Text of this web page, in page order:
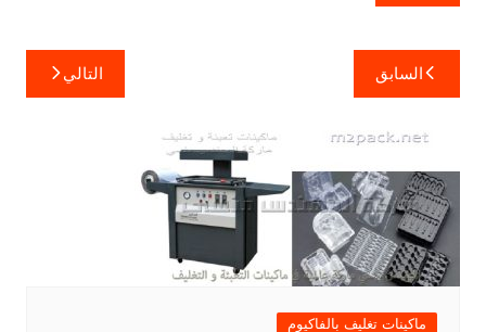
تصفّح
المقالات
السابق التالي
ماكينات تغليف بالفاكيوم